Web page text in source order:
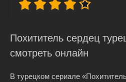
Похититель сердец
смотреть онлайн
В турецком сериале